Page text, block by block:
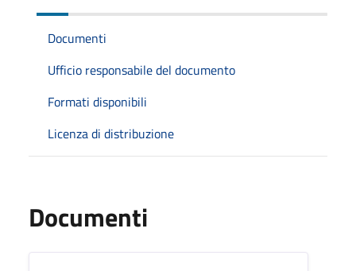
Documenti
Ufficio responsabile del documento
Formati disponibili
Licenza di distribuzione
Documenti